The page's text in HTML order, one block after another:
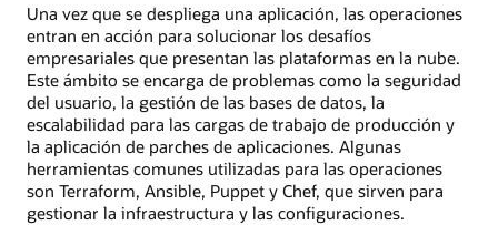
Una vez que se despliega una aplicación, las operaciones
entran en acción para solucionar los desafíos
empresariales que presentan las plataformas en la nube.
Este ámbito se encarga de problemas como la seguridad
del usuario, la gestión de las bases de datos, la
escalabilidad para las cargas de trabajo de producción y
la aplicación de parches de aplicaciones. Algunas
herramientas comunes utilizadas para las operaciones
son Terraform, Ansible, Puppet y Chef, que sirven para
gestionar la infraestructura y las configuraciones.